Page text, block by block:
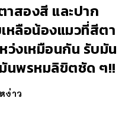
าสองสี และปาก
หลือน้องแมวที่สีตา
ว่งเหมือนกัน รับมัน
นพรหมลิขิตชัด ๆ!!
ง่าว